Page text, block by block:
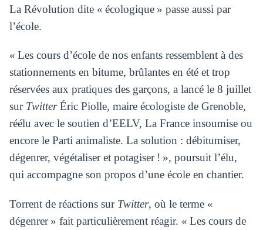
La Révolution dite « écologique » passe aussi par
l’école.
« Les cours d’école de nos enfants ressemblent à des
stationnements en bitume, brûlantes en été et trop
réservées aux pratiques des garçons, a lancé le 8 juillet
sur TwitterÉric Piolle, maire écologiste de Grenoble,
réélu avec le soutien d’EELV, La France insoumise ou
encore le Parti animaliste. La solution : débitumiser,
dégenrer, végétaliser et potagiser ! », poursuit l’élu,
qui accompagne son propos d’une école en chantier.
Torrent de réactions sur Twitter, où le terme «
dégenrer » fait particulièrement réagir. « Les cours de